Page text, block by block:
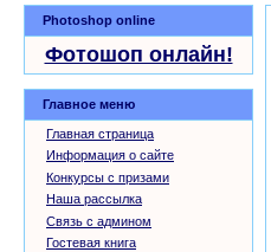
Photoshop online
Фотошоп онлайн!
Главное меню
Главная страница
Информация о сайте
Конкурсы с призами
Наша рассылка
Связь с админом
Гостевая книга